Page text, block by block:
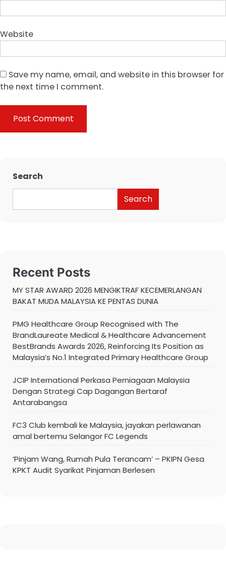
Website
Save my name, email, and website in this browser for
the next time I comment.
Search
Search
Recent Posts
MY STAR AWARD 2026 MENGIKTRAF KECEMERLANGAN
BAKAT MUDA MALAYSIA KE PENTAS DUNIA
PMG Healthcare Group Recognised with The
BrandLaureate Medical & Healthcare Advancement
BestBrands Awards 2026, Reinforcing Its Position as
Malaysia’s No.1 Integrated Primary Healthcare Group
JCIP International Perkasa Perniagaan Malaysia
Dengan Strategi Cap Dagangan Bertaraf
Antarabangsa
FC3 Club kembali ke Malaysia, jayakan perlawanan
amal bertemu Selangor FC Legends
‘Pinjam Wang, Rumah Pula Terancam’ – PKIPN Gesa
KPKT Audit Syarikat Pinjaman Berlesen